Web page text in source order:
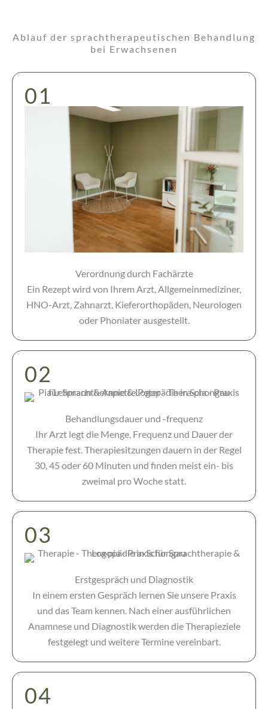
Ablauf der sprachtherapeutischen Behandlung
bei Erwachsenen
01
Verordnung durch Fachärzte
Ein Rezept wird von Ihrem Arzt, Allgemeinmediziner,
HNO-Arzt, Zahnarzt, Kieferorthopäden, Neurologen
oder Phoniater ausgestellt.
02
Behandlungsdauer und -frequenz
Ihr Arzt legt die Menge, Frequenz und Dauer der
Therapie fest. Therapiesitzungen dauern in der Regel
30, 45 oder 60 Minuten und finden meist ein- bis
zweimal pro Woche statt.
03
Erstgespräch und Diagnostik
In einem ersten Gespräch lernen Sie unsere Praxis
und das Team kennen. Nach einer ausführlichen
Anamnese und Diagnostik werden die Therapieziele
festgelegt und weitere Termine vereinbart.
04